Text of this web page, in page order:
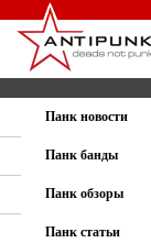
Панк новости
Панк банды
Панк обзоры
Панк статьи